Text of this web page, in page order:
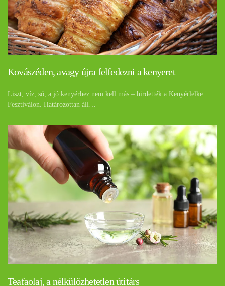
Kovászéden, avagy újra felfedezni a kenyeret
Liszt, víz, só, a jó kenyérhez nem kell más – hirdették a Kenyérlelke
Fesztiválon. Határozottan áll…
Teafaolaj, a nélkülözhetetlen útitárs